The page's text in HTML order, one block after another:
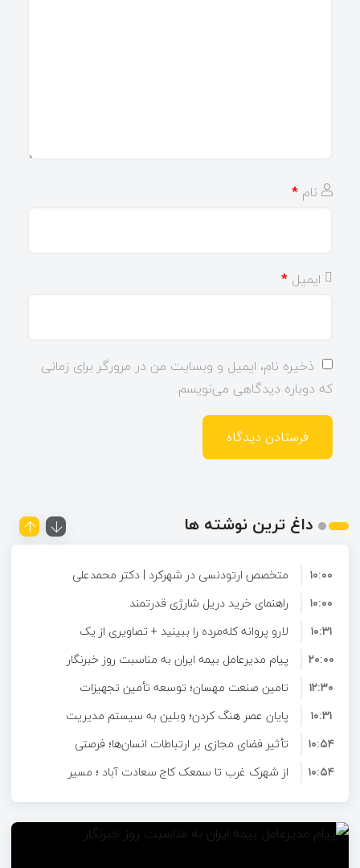
نام *
ایمیل *
ذخیره نام، ایمیل و وبسایت من در مرورگر برای زمانی
که دوباره دیدگاهی می‌نویسم.
داغ ترین نوشته ها
متخصص ارتودنسی در شهرکرد | دکتر محمدعلی
مومنی
۱۰:۰۰
راهنمای خرید دریل شارژی قدرتمند
۱۰:۰۰
لارو پروانه کله‌مرده را ببینید + تصاویری از یک
حشره عجیب
۱۰:۳۱
پیام مدیرعامل بیمه ایران به مناسبت روز خبرنگار
۲۰:۰۰
تامین صنعت مهسان؛ توسعه تأمین تجهیزات
صنعتی و ارائه راهکارهای تخصصی برای صنایع
۱۲:۳۰
پایان عصر هنگ کردن؛ وبلین به سیستم مدیریت
محتوای حرفه ای ارتقا پیدا کرد!
۱۰:۳۱
تأثیر فضای مجازی بر ارتباطات انسان‌ها؛ فرصتی
برای تعامل و آشنایی در دنیای دیجیتال
۱۰:۵۴
از شهرک غرب تا سمعک کاج سعادت آباد ؛ مسیر
شنیدن دوباره در غرب تهران
۱۰:۵۴
چرا ایمپلنت دندان دیگر یک هزینه نیست، بلکه
یک سرمایه‌گذاری بلندمدت برای سلامتی است؟
۱۰:۵۴
6 ابزار تولید محتوا در سنجور که هر نویسنده به
۱۳:۳۰